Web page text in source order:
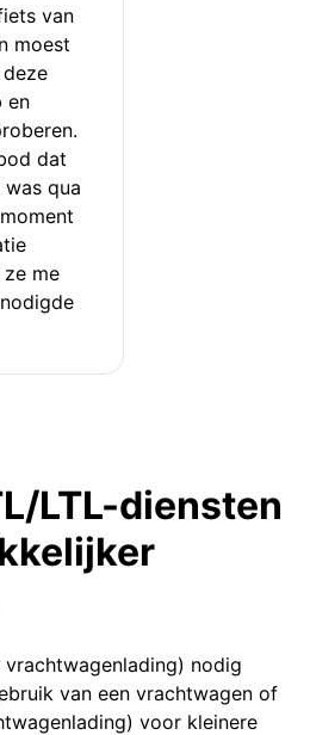
van
moest
en
dat
qua
me
LTL-diensten
nodig
van een vrachtwagen of
voor kleinere